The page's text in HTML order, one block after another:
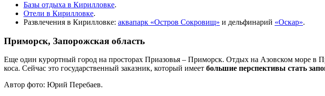
Базы отдыха в Кирилловке.
Отели в Кирилловке.
Развлечения в Кирилловке: аквапарк «Остров Сокровищ» и дельфинарий «Оскар».
Приморск, Запорожская область
Еще один курортный город на просторах Приазовья – Приморск. Отдых на Азовском море в
коса. Сейчас это государственный заказник, который имеет большие перспективы стать
Автор фото: Юрий Перебаев.